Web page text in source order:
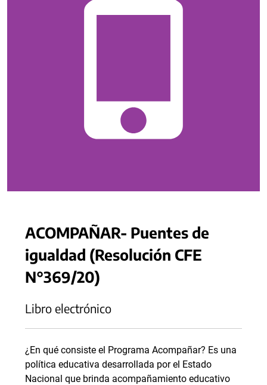
ACOMPAÑAR- Puentes de
igualdad (Resolución CFE
N°369/20)
Libro electrónico
¿En qué consiste el Programa Acompañar? Es una
política educativa desarrollada por el Estado
Nacional que brinda acompañamiento educativo